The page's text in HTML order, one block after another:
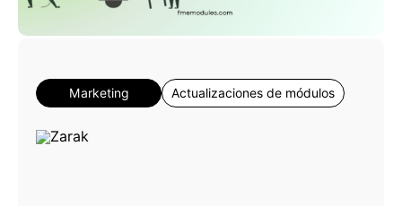
Marketing Actualizaciones de módulos